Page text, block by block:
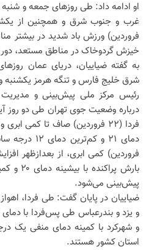
فروردین) ورزش باد شدید در بیشتر
خیزش گردوخاک در مناطق مستعد، دور
به گفته ضیاییان، دریای عمان
شرق خلیج فارس و تنگه‌ هرمز یکشنبه
رئیس مرکز ملی پیش‌بینی و
درباره وضعیت جوی تهران طی دو روز
فردا (۲۲ فروردین) صاف تا کمی
فروردین) کمی ابری، از بعدازظهر
پیش‌بینی می‌شود.
و شهرکرد با کمینه دمای منفی یک
استان‌ کشور هستند.